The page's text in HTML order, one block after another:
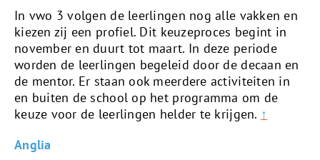
In vwo 3 volgen de leerlingen nog alle vakken en
kiezen zij een profiel. Dit keuzeproces begint in
november en duurt tot maart. In deze periode
worden de leerlingen begeleid door de decaan en
de mentor. Er staan ook meerdere activiteiten in
en buiten de school op het programma om de
keuze voor de leerlingen helder te krijgen. ↑
Anglia